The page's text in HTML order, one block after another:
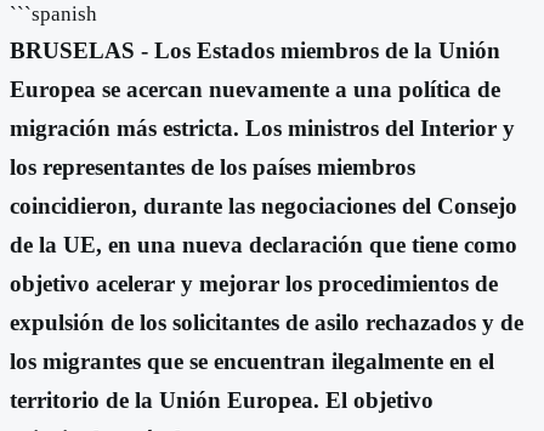
```spanish
BRUSELAS - Los Estados miembros de la Unión
Europea se acercan nuevamente a una política de
migración más estricta. Los ministros del Interior y
los representantes de los países miembros
coincidieron, durante las negociaciones del Consejo
de la UE, en una nueva declaración que tiene como
objetivo acelerar y mejorar los procedimientos de
expulsión de los solicitantes de asilo rechazados y de
los migrantes que se encuentran ilegalmente en el
territorio de la Unión Europea. El objetivo